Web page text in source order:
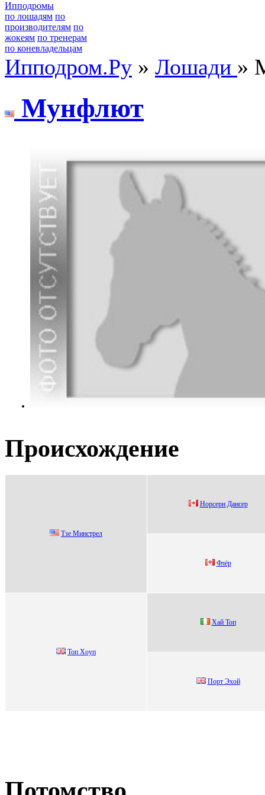
Ипподромы
по лошадям по
производителям по
жокеям по тренерам
по коневладельцам
Ипподром.Ру » Лошади »
Mунфлют
Происхождение
Тзe Mинстpeл
Hорсерн Дaнсер
Флёр
Toп Xoуп
Хай Топ
Пoрт Эхoй